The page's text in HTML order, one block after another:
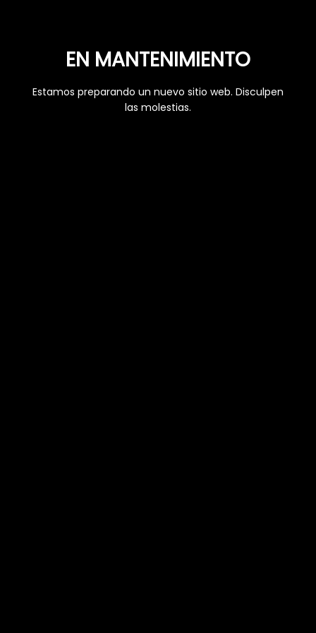
EN MANTENIMIENTO
Estamos preparando un nuevo sitio web. Disculpen
las molestias.